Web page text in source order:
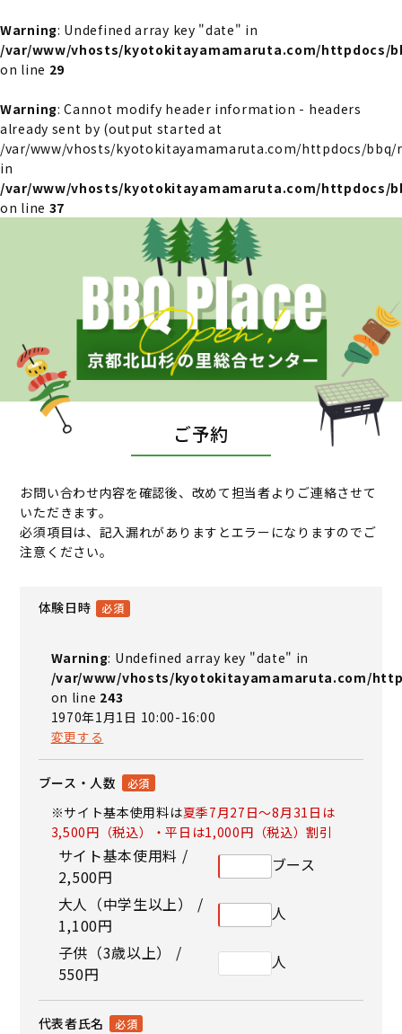
Warning: Undefined array key "date" in
/var/www/vhosts/kyotokitayamamaruta.com/httpdocs/
on line 29
Warning: Cannot modify header information - headers
already sent by (output started at
/var/www/vhosts/kyotokitayamamaruta.com/httpdocs/bbq/
in
/var/www/vhosts/kyotokitayamamaruta.com/httpdocs/
on line 37
ご予約
お問い合わせ内容を確認後、改めて担当者よりご連絡させて
いただきます。
必須項目は、記入漏れがありますとエラーになりますのでご
注意ください。
体験日時
Warning: Undefined array key "date" in
/var/www/vhosts/kyotokitayamamaruta.com/
on line 243
1970年1月1日 10:00-16:00
変更する
ブース・人数
※サイト基本使用料は夏季7月27日～8月31日は
3,500円（税込）・平日は1,000円（税込）割引
サイト基本使用料 /
2,500円
ブース
大人（中学生以上） /
1,100円
人
子供（3歳以上） /
550円
人
代表者氏名